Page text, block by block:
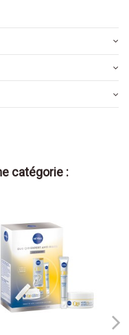
catégorie :